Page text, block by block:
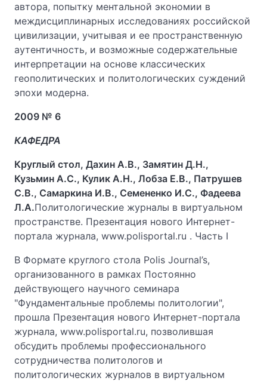
автора, попытку ментальной экономии в
междисциплинарных исследованиях российской
цивилизации, учитывая и ее пространственную
аутентичность, и возможные содержательные
интерпретации на основе классических
геополитических и политологических суждений
эпохи модерна.
2009 № 6
КАФЕДРА
Круглый стол, Дахин А.В., Замятин Д.Н.,
Кузьмин А.С., Кулик А.Н., Лобза Е.В., Патрушев
С.В., Самаркина И.В., Семененко И.С., Фадеева
Л.А.Политологические журналы в виртуальном
пространстве. Презентация нового Интернет-
портала журнала, www.polisportal.ru . Часть I
В Формате круглого стола Polis Journal’s,
организованного в рамках Постоянно
действующего научного семинара
"Фундаментальные проблемы политологии",
прошла Презентация нового Интернет-портала
журнала, www.polisportal.ru, позволившая
обсудить проблемы профессионального
сотрудничества политологов и
политологических журналов в виртуальном